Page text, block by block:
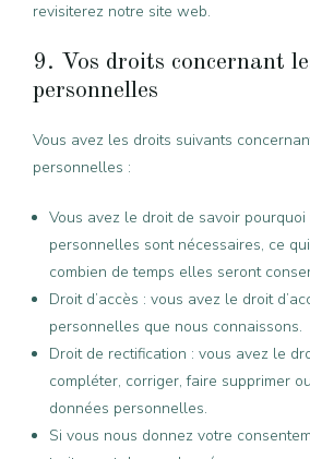
revisiterez notre site web.
9. Vos droits concernant
personnelles
Vous avez les droits suivants
personnelles :
Vous avez le droit de savoir
personnelles sont nécessaires, ce
combien de temps elles seront
Droit d’accès : vous avez le droit
personnelles que nous connaissons.
Droit de rectification : vous avez le
compléter, corriger, faire supprimer
données personnelles.
Si vous nous donnez votre